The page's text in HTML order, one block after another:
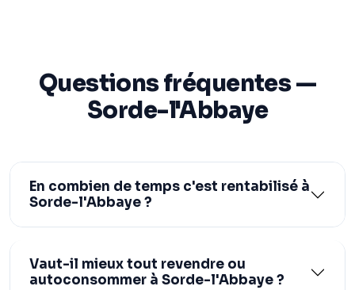
Questions fréquentes —
Sorde-l'Abbaye
En combien de temps c'est rentabilisé à
Sorde-l'Abbaye ?
Vaut-il mieux tout revendre ou
autoconsommer à Sorde-l'Abbaye ?